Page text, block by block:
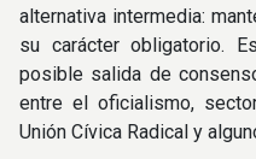
alternativa intermedia:
su carácter obligatorio.
posible salida de
entre el oficialismo,
Unión Cívica Radical y